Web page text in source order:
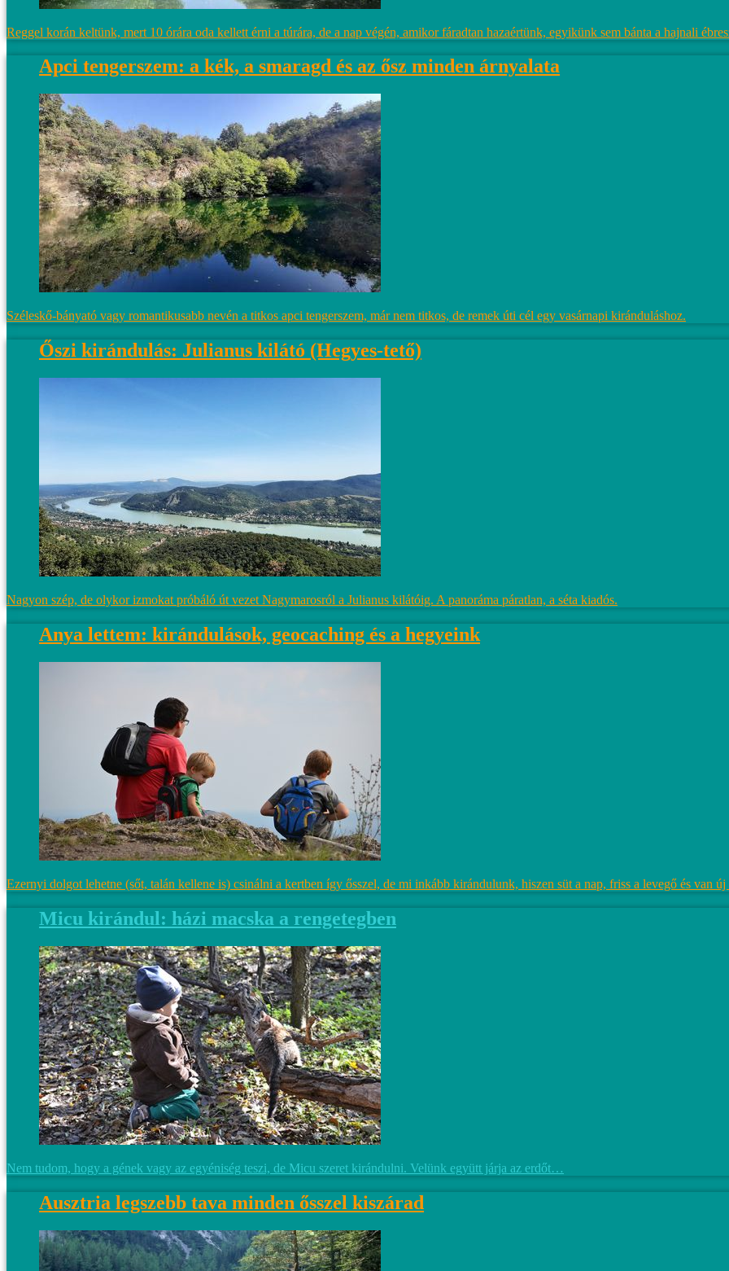
Reggel korán keltünk, mert 10 órára oda kellett érni a túrára, de a nap végén, amikor fáradtan hazaértünk, egyikünk sem bánta a hajnali
Apci tengerszem: a kék, a smaragd és az ősz minden árnyalata
Széleskő-bányató vagy romantikusabb nevén a titkos apci tengerszem, már nem titkos, de remek úti cél egy vasárnapi kiránduláshoz.
Őszi kirándulás: Julianus kilátó (Hegyes-tető)
Nagyon szép, de olykor izmokat próbáló út vezet Nagymarosról a Julianus kilátóig. A panoráma páratlan, a séta kiadós.
Anya lettem: kirándulások, geocaching és a hegyeink
Ezernyi dolgot lehetne (sőt, talán kellene is) csinálni a kertben így ősszel, de mi inkább kirándulunk, hiszen süt a nap, friss a levegő és van új
Micu kirándul: házi macska a rengetegben
Nem tudom, hogy a gének vagy az egyéniség teszi, de Micu szeret kirándulni. Velünk együtt járja az erdőt…
Ausztria legszebb tava minden ősszel kiszárad